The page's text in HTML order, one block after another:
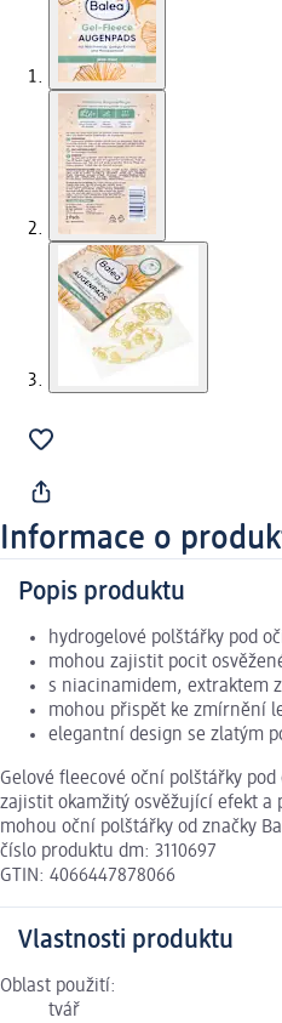
Informace o
Popis produktu
hydrogelové polštářky pod
mohou zajistit pocit
s niacinamidem, extraktem
mohou přispět ke zmírnění
elegantní design se zlatým
Gelové fleecové oční polštářky
zajistit okamžitý osvěžující efekt a
mohou oční polštářky od značky
číslo produktu dm: 3110697
GTIN: 4066447878066
Vlastnosti produktu
Oblast použití:
tvář